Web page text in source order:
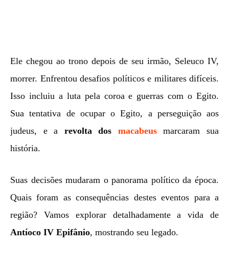
Ele chegou ao trono depois de seu irmão, Seleuco IV,
morrer. Enfrentou desafios políticos e militares difíceis.
Isso incluiu a luta pela coroa e guerras com o Egito.
Sua tentativa de ocupar o Egito, a perseguição aos
judeus, e a revolta dos macabeusmarcaram sua
história.
Suas decisões mudaram o panorama político da época.
Quais foram as consequências destes eventos para a
região? Vamos explorar detalhadamente a vida de
Antíoco IV Epifânio, mostrando seu legado.